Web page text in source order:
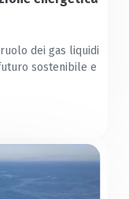
dei gas liquidi
sostenibile e